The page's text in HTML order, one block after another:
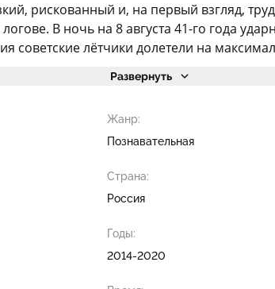
рискованный и, на первый взгляд,
В ночь на 8 августа 41-го года
лётчики долетели на
Развернуть
Жанр:
Познавательная
Страна:
Россия
Годы:
2014-2020